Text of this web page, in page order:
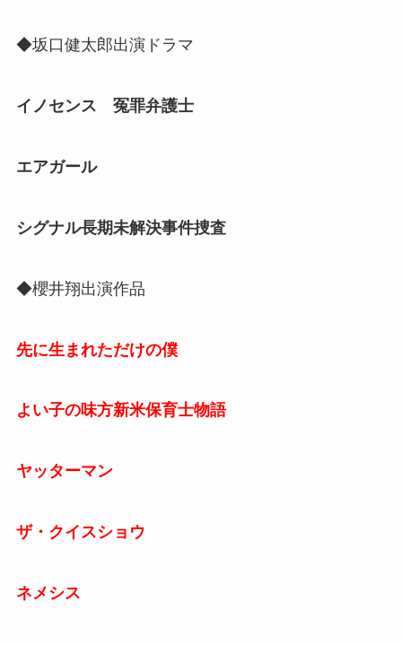
◆坂口健太郎出演ドラマ
イノセンス 冤罪弁護士
エアガール
シグナル長期未解決事件捜査
◆櫻井翔出演作品
先に生まれただけの僕
よい子の味方新米保育士物語
ヤッターマン
ザ・クイスショウ
ネメシス